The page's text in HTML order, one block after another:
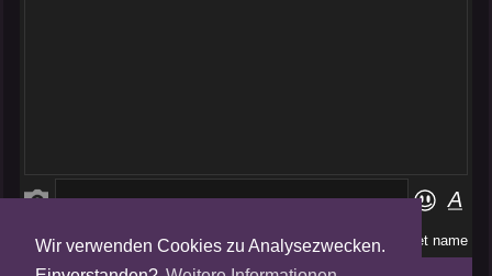
Wir verwenden Cookies zu Analysezwecken.